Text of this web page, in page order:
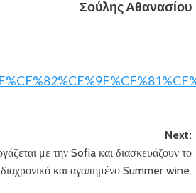
Σούλης Αθανασίου
Next:
με την Sofia και διασκευάζουν το
διαχρονικό και αγαπημένο Summer wine.